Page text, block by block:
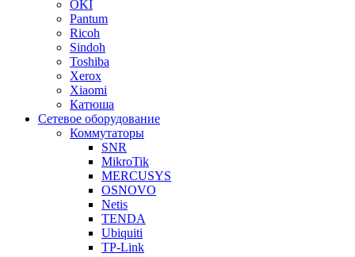
OKI
Pantum
Ricoh
Sindoh
Toshiba
Xerox
Xiaomi
Катюша
Сетевое оборудование
Коммутаторы
SNR
MikroTik
MERCUSYS
OSNOVO
Netis
TENDA
Ubiquiti
TP-Link